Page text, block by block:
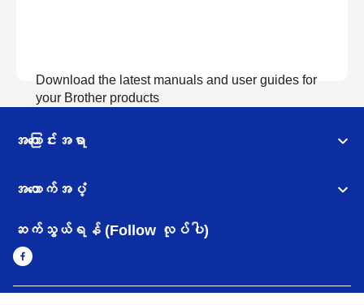
Download the latest manuals and user guides for
your Brother products
အကြောင်းအရာ
အထောက်အပံ့
ဆက်သွယ်ရန် (Follow လုပ်ပါ)